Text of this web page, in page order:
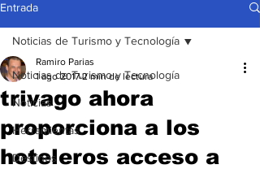
Entrada
Noticias de Turismo y Tecnología
Noticias
Herramientas
Destinos
Noticias de Turismo y Tecnología
trivago ahora
proporciona a los
hoteleros acceso a
Ramiro Parias
1 ago 2017 2 min de lectura